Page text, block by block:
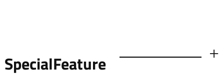
SpecialFeature 더보기